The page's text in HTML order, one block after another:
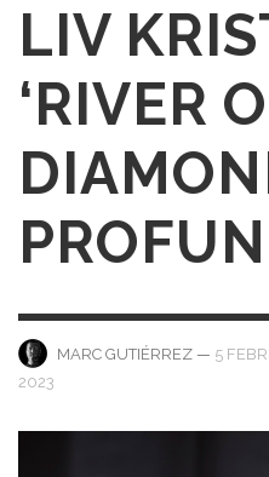
LIV
‘RIVER
MARC GUTIÉRREZ — 5
2023